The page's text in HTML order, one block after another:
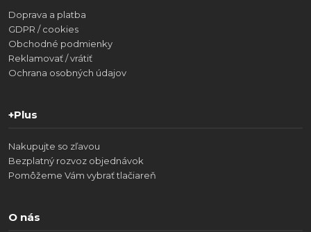
Doprava a platba
GDPR / cookies
Obchodné podmienky
Reklamovať / vrátiť
Ochrana osobných údajov
+Plus
Nakupujte so zľavou
Bezplatný rozvoz objednávok
Pomôžeme Vám vybrať tlačiareň
O nás